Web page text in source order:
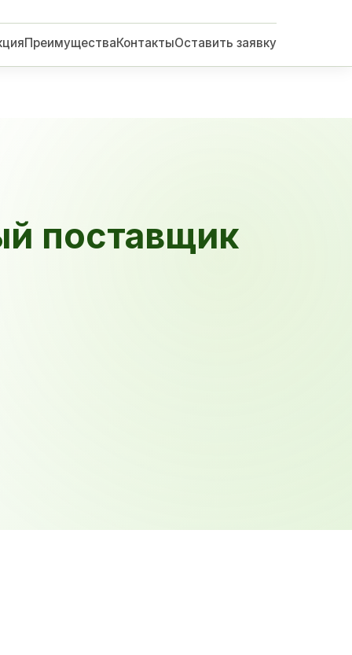
ПреимуществаКонтактыОставить заявку
поставщик